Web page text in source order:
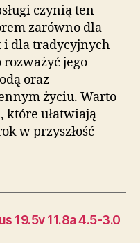
czynią ten
zarówno dla
i dla tradycyjnych
jego
oraz
życiu. Warto
które ułatwiają
w przyszłość
19.5v 11.8a 4.5-3.0